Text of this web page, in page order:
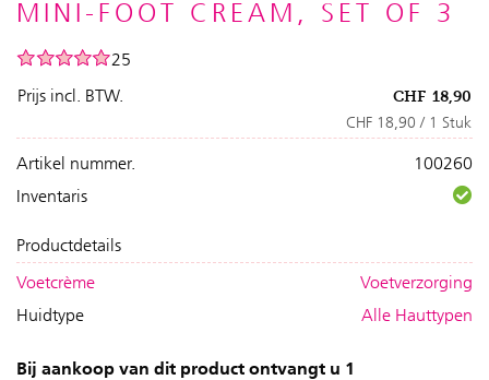
MINI-FOOT CREAM, SET OF 3
25
Prijs incl. BTW.
CHF 18,90
CHF 18,90 / 1 Stuk
Artikel nummer.
100260
Inventaris
Productdetails
Voetcrème
Voetverzorging
Huidtype
Alle Hauttypen
Bij aankoop van dit product ontvangt u 1